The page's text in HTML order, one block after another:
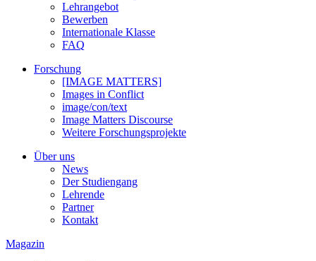
Lehrangebot
Bewerben
Internationale Klasse
FAQ
Forschung
[IMAGE MATTERS]
Images in Conflict
image/con/text
Image Matters Discourse
Weitere Forschungsprojekte
Über uns
News
Der Studiengang
Lehrende
Partner
Kontakt
Magazin